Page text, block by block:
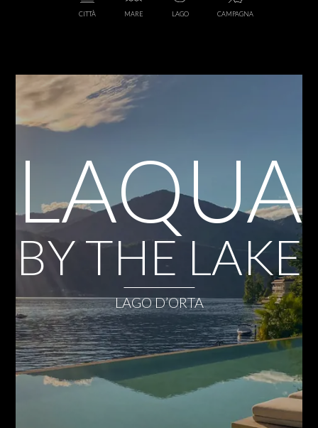
CITTÀ MARE LAGO CAMPAGNA
LAQUA
BY THE LAKE
LAGO D’ORTA